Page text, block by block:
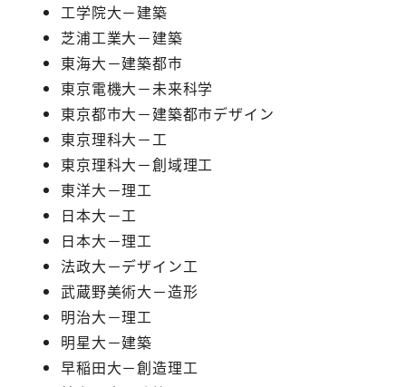
工学院大－建築
芝浦工業大－建築
東海大－建築都市
東京電機大－未来科学
東京都市大－建築都市デザイン
東京理科大－工
東京理科大－創域理工
東洋大－理工
日本大－工
日本大－理工
法政大－デザイン工
武蔵野美術大－造形
明治大－理工
明星大－建築
早稲田大－創造理工